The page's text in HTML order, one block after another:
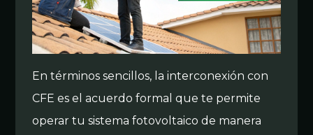
En términos sencillos, la interconexión con
CFE es el acuerdo formal que te permite
operar tu sistema fotovoltaico de manera